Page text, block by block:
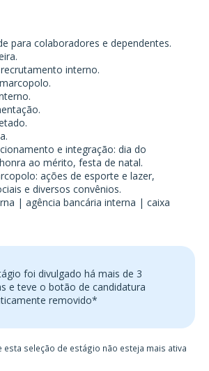
para colaboradores e dependentes.
interno.
e integração: dia do
ao mérito, festa de natal.
ações de esporte e lazer,
e diversos convênios.
| agência bancária interna | caixa
foi divulgado há mais de 3
e teve o botão de candidatura
removido*
seleção de estágio não esteja mais ativa